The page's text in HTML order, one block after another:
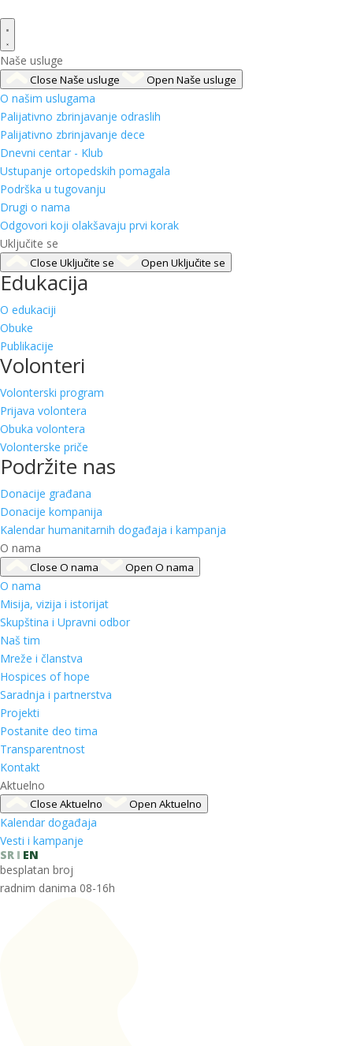
Naše usluge
Close Naše usluge Open Naše usluge
O našim uslugama
Palijativno zbrinjavanje odraslih
Palijativno zbrinjavanje dece
Dnevni centar - Klub
Ustupanje ortopedskih pomagala
Podrška u tugovanju
Drugi o nama
Odgovori koji olakšavaju prvi korak
Uključite se
Close Uključite se Open Uključite se
Edukacija
O edukaciji
Obuke
Publikacije
Volonteri
Volonterski program
Prijava volontera
Obuka volontera
Volonterske priče
Podržite nas
Donacije građana
Donacije kompanija
Kalendar humanitarnih događaja i kampanja
O nama
Close O nama Open O nama
O nama
Misija, vizija i istorijat
Skupština i Upravni odbor
Naš tim
Mreže i članstva
Hospices of hope
Saradnja i partnerstva
Projekti
Postanite deo tima
Transparentnost
Kontakt
Aktuelno
Close Aktuelno Open Aktuelno
Kalendar događaja
Vesti i kampanje
SR
EN
besplatan broj
radnim danima 08-16h